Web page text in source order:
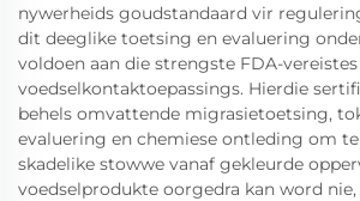
nywerheids goudstandaard vir
dit deeglike toetsing en evaluering
voldoen aan die strengste FDA-
voedselkontaktoepassings. Hierdie
behels omvattende migrasietoetsing,
evaluering en chemiese ontleding om
skadelike stowwe vanaf gekleurde
voedselprodukte oorgedra kan word